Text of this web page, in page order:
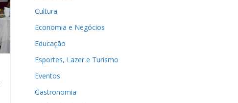
Cultura
Economia e Negócios
Educação
Esportes, Lazer e Turismo
Eventos
Gastronomia